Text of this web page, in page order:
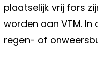
plaatselijk vrij fors
worden aan VTM.
regen- of